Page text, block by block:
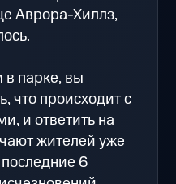
Аврора-Хиллз,
парке, вы
что происходит с
и ответить на
жителей уже
6